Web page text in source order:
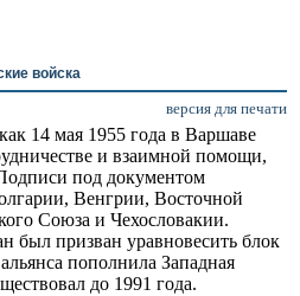
войска
версия для печати
14 мая 1955 года в Варшаве
и взаимной помощи,
под документом
Венгрии, Восточной
Союза и Чехословакии.
был призван уравновесить блок
пополнила Западная
до 1991 года.